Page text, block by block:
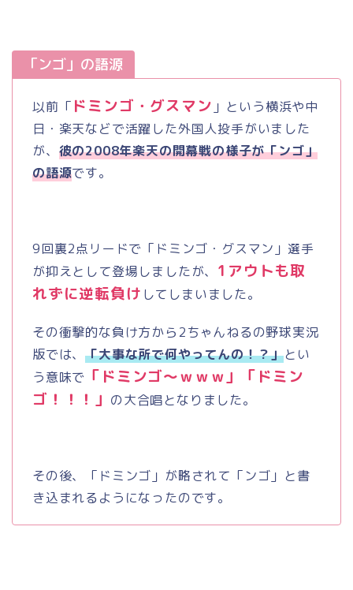
「ンゴ」の語源
以前「 ドミンゴ・グスマン 」という横浜や中
日・楽天などで活躍した外国人投手がいました
が、 彼の2008年楽天の開幕戦の様子が「ンゴ」
の語源です。
9回裏2点リードで「ドミンゴ・グスマン」選手
が抑えとして登場しましたが、 1 アウトも取
れずに逆転負け してしまいました。
その衝撃的な負け方から2ちゃんねるの野球実況
版では、「大事な所で何やってんの！？」とい
う意味で 「ドミンゴ～ｗｗｗ」「ドミン
ゴ！！！」 の大合唱となりました。
その後、「ドミンゴ」が略されて「ンゴ」と書
き込まれるようになったのです。